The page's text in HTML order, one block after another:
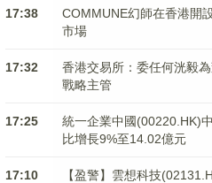
17:38
COMMUNE幻師在香港開
市場
17:32
香港交易所：委任何洸毅
戰略主管
17:25
統一企業中國(00220.HK)
比增長9%至14.02億元
17:10
【盈警】雲想科技